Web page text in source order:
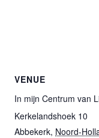
VENUE
In mijn Centrum van
Kerkelandshoek 10
Abbekerk, Noord-